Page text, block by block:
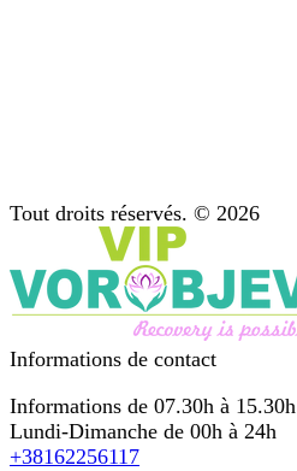
Tout droits réservés. © 2026
Informations de contact
Informations de 07.30h à 15.30h
Lundi-Dimanche de 00h à 24h
+38162256117